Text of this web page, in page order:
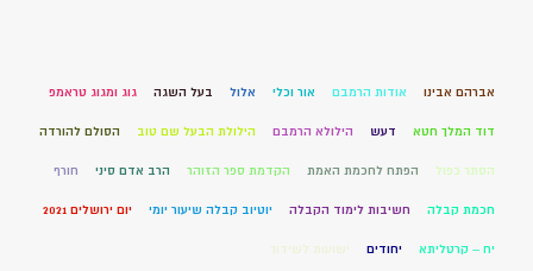
אברהם אבינו אודות הרמבם אור וכלי אלול בעל השגה גוג ומגוג טראמפ
דוד המלך חטא דעש הילולא הרמבם הילולת הבעל שם טוב הסולם להורדה
הסתר כפול הפתח לחכמת האמת הקדמת ספר הזוהר הרב אדם סיני חורף
חכמת קבלה חשיבות לימוד הקבלה יוטיוב קבלה שיעור יומי יום ירושלים 2021
יח – קרטליתא יחודים ישועות לשידוך